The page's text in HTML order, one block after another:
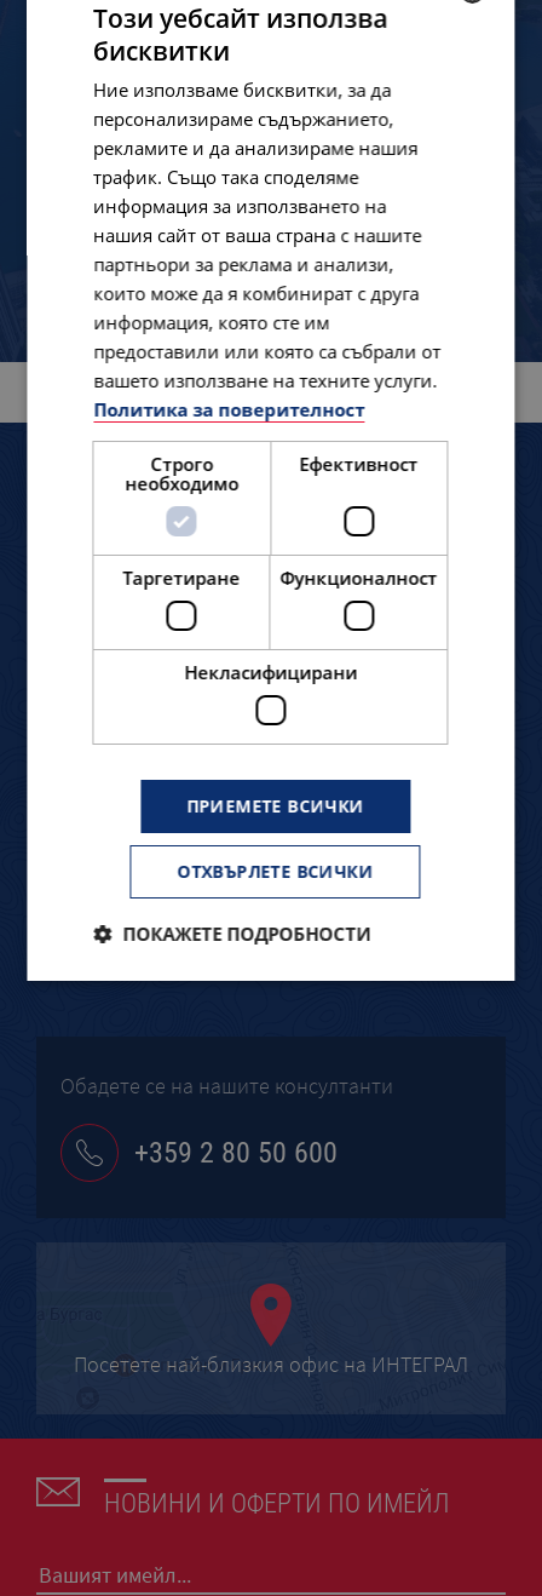
Поканен си от работодател да се
върнеш?
Не отлагай, само на крачка си!
ПОДГОТВЕТЕ ДОКУМЕНТАЦИЯТА ДНЕС
ИЗПРАТЕТЕ ЗАПИТВАНЕ
ИЗПРАТИ
Обадете се на нашите консултанти
+359 2 80 50 600
Посетете най-близкия офис на ИНТЕГРАЛ
НОВИНИ И ОФЕРТИ ПО ИМЕЙЛ
Този уебсайт използва
бисквитки
Ние използваме бисквитки, за да
персонализираме съдържанието,
рекламите и да анализираме нашия
трафик. Също така споделяме
информация за използването на
нашия сайт от ваша страна с нашите
партньори за реклама и анализи,
които може да я комбинират с друга
информация, която сте им
предоставили или която са събрали от
вашето използване на техните услуги.
Политика за поверителност
Строго
необходимо
Ефективност
Таргетиране Функционалност
Некласифицирани
ПРИЕМЕТЕ ВСИЧКИ
ОТХВЪРЛЕТЕ ВСИЧКИ
ПОКАЖЕТЕ ПОДРОБНОСТИ